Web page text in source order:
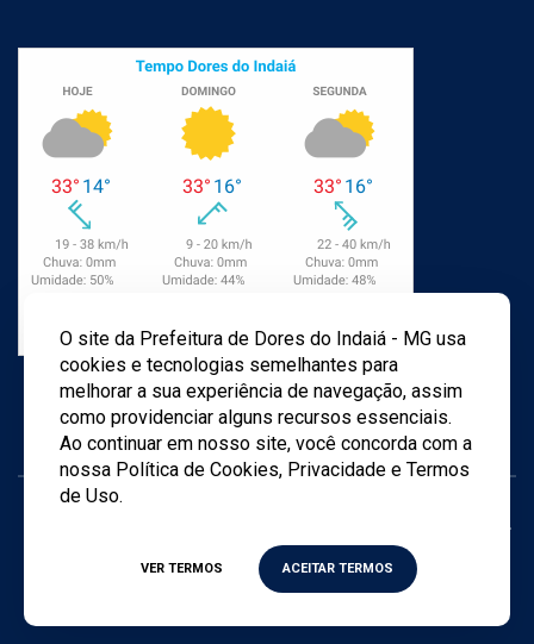
Agência
TWD
O site da Prefeitura de Dores do Indaiá - MG usa
cookies e tecnologias semelhantes para
melhorar a sua experiência de navegação, assim
como providenciar alguns recursos essenciais.
Ao continuar em nosso site, você concorda com a
nossa Política de Cookies, Privacidade e Termos
de Uso.
VER TERMOS ACEITAR TERMOS